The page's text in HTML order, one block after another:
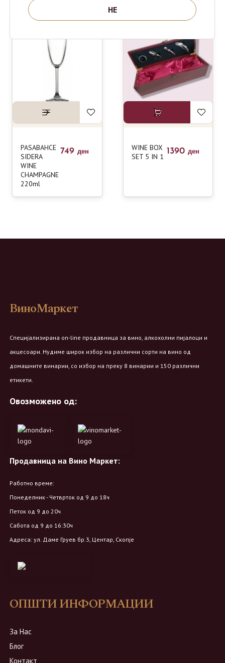
PASABAHCE
SIDERA
WINE
CHAMPAGNE
220ml
749 ден
WINE BOX
SET 5 IN 1
1390 ден
ВиноМаркет
Специјализирана on-line продавница за вино, алкохолни пијалоци и
акцесоари. Нудиме широк избор на различни сорти на вино од
домашните винарии, со избор на преку 8 винарии и 150 различни
етикети.
Овозможено од:
Продавница на Вино Маркет:
Работно време:
Понеделник - Четврток од 9 до 18ч
Петок од 9 до 20ч
Сабота од 9 до 16:30ч
Адреса: ул. Даме Груев бр.3, Центар, Скопје
ОПШТИ ИНФОРМАЦИИ
За Нас
Блог
Контакт
НЕ